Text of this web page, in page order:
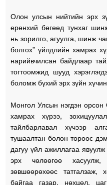
Олон улсын нийтийн эрх
ерөнхий бөгөөд тунхаг
нь зорилго, агуулга, шинж
болгох” үйлдлийн хамрах
нарийвчилсан байдлаар
тогтоомжид шууд
боломж бүхий эрх зүйн
Монгол Улсын нэгдэн орсон
хамрах хүрээ,
тайлбарлавал хүчээр
тушаалтан болон төрөөс
дагуу үйл ажиллагаа
эрх чөлөөгөө хасуулж,
зөвшөөрөхөөс татгалзаж,
байгаа газар, нөхцөл,